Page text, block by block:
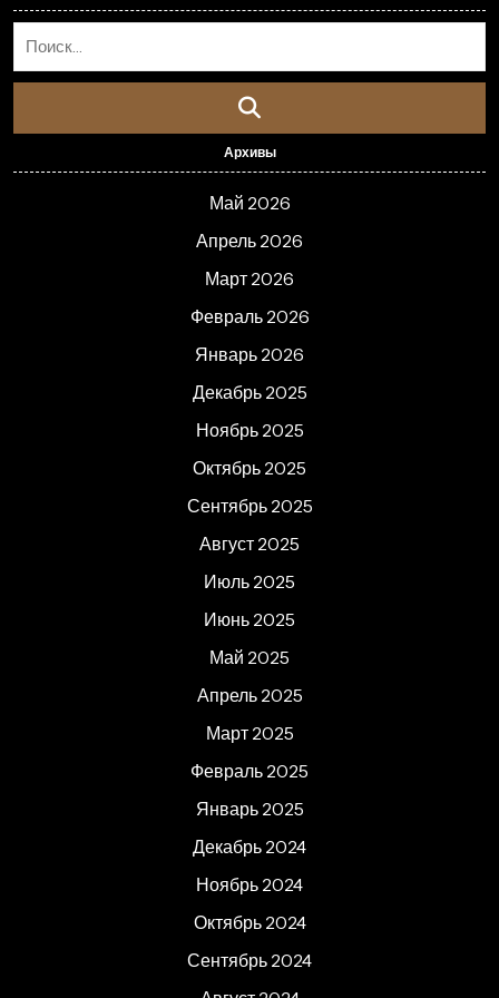
Архивы
Май 2026
Апрель 2026
Март 2026
Февраль 2026
Январь 2026
Декабрь 2025
Ноябрь 2025
Октябрь 2025
Сентябрь 2025
Август 2025
Июль 2025
Июнь 2025
Май 2025
Апрель 2025
Март 2025
Февраль 2025
Январь 2025
Декабрь 2024
Ноябрь 2024
Октябрь 2024
Сентябрь 2024